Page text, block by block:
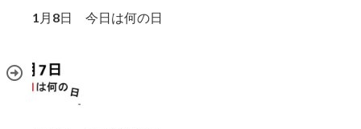
1月8日 今日は何の日